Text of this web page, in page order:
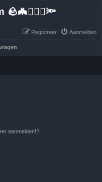
Aanmelden
Registreer
aanmelden!?